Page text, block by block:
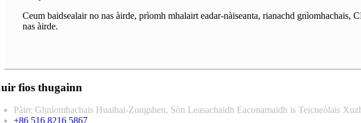
Ceum baidsealair no nas àirde, prìomh mhalairt eadar-nàiseanta, rianachd gnìomhachais,
nas àirde.
fios thugainn
Pàirc Ghnìomhachais Huaihai-Zongshen, Sòn Leasachaidh Eaconamaidh is Teicneòlais
+86 516 8216 5867